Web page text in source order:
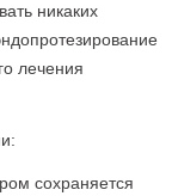
никаких
лечения
сохраняется